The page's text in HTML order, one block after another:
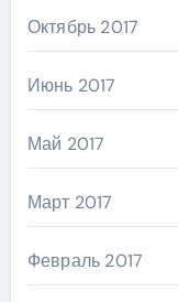
Октябрь 2017
Июнь 2017
Май 2017
Март 2017
Февраль 2017